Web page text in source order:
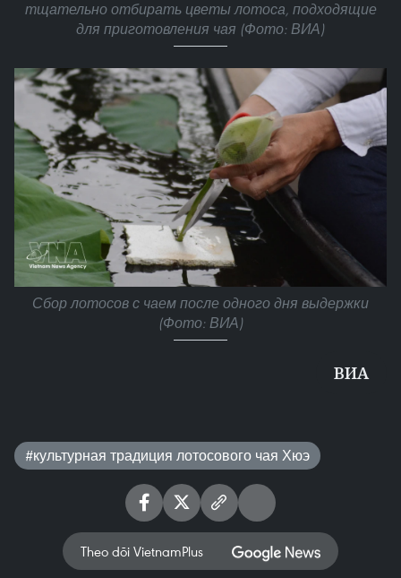
тщательно отбирать цветы лотоса, подходящие
для приготовления чая (Фото: ВИА)
Сбор лотосов с чаем после одного дня выдержки
(Фото: ВИА)
ВИА
#культурная традиция лотосового чая Хюэ
Theo dõi VietnamPlus